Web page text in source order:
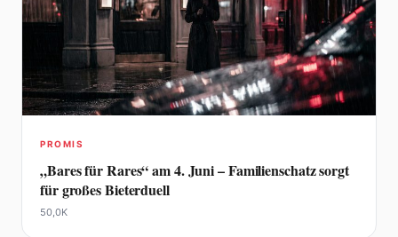
PROMIS
„Bares für Rares“ am 4. Juni – Familienschatz sorgt
für großes Bieterduell
50,0K